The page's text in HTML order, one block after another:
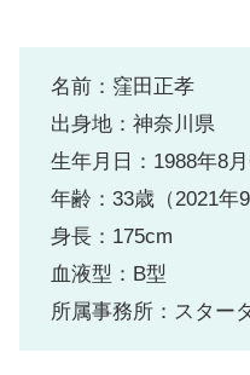
名前：窪田正孝
出身地：神奈川県
生年月日：1988年8月
年齢：33歳（2021年9
身長：175cm
血液型：B型
所属事務所：スター